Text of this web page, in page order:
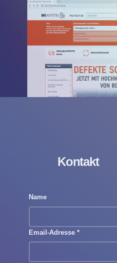
Kontakt
Name
Email-Adresse *